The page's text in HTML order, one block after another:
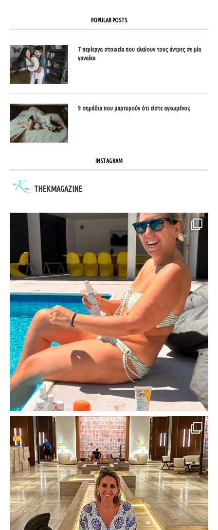
POPULAR POSTS
7 περίεργα στοιχεία που ελκύουν τους άντρες σε μία
γυναίκα
9 σημάδια που μαρτυρούν ότι είστε αγχωμένοι;
INSTAGRAM
THEKMAGAZINE